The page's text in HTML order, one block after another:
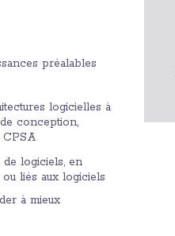
préalables
logicielles à
conception,
CPSA
logiciels, en
liés aux logiciels
à mieux